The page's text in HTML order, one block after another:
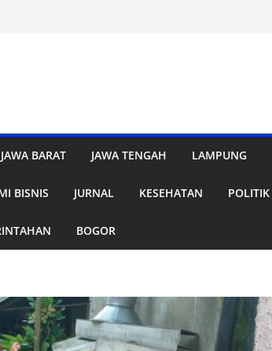
JAWA BARAT JAWA TENGAH LAMPUNG
BISNIS JURNAL KESEHATAN POLITIK
BOGOR